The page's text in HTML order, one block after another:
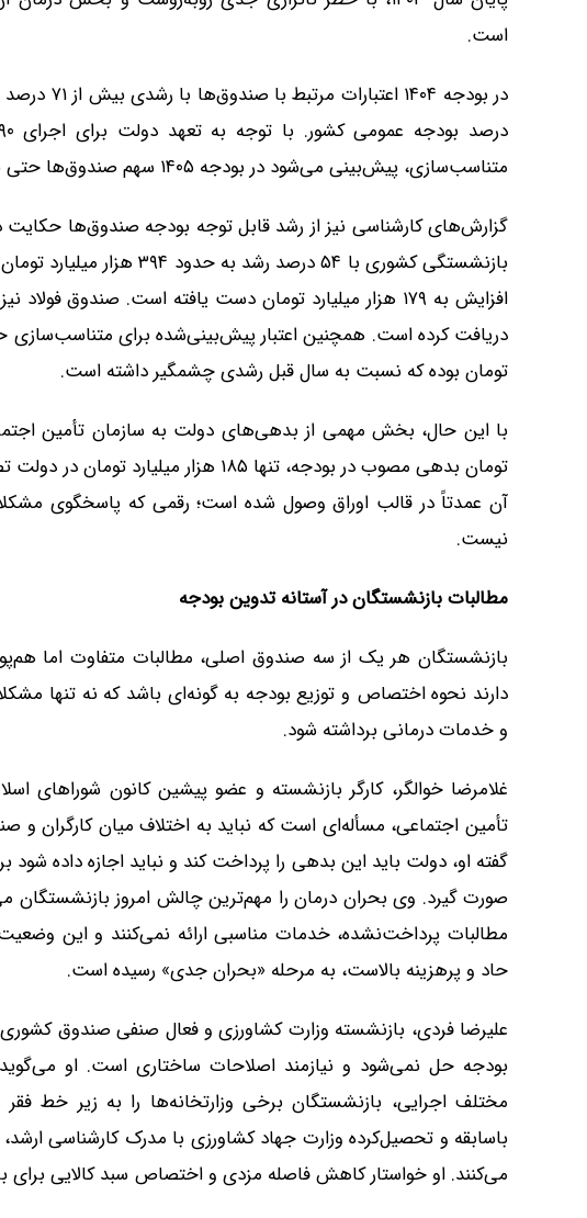
است.
متناسب‌سازی، پیش‌بینی می‌شود در بودجه ۱۴۰۵ سهم صندوق‌ها حتی به ۲۵ درصد کل بودجه نیز نزدیک شود.
گزارش‌های کارشناسی نیز از رشد قابل توجه بودجه صندوق‌ها حکایت
تومان بوده که نسبت به سال قبل رشدی چشمگیر داشته است.
آن عمدتاً در قالب اوراق وصول شده است؛ رقمی که پاسخگوی
نیست.
مطالبات بازنشستگان در آستانه تدوین بودجه
بازنشستگان هر یک از سه صندوق اصلی، مطالبات متفاوت اما
دارند نحوه اختصاص و توزیع بودجه به گونه‌ای باشد که نه تنها
و خدمات درمانی برداشته شود.
غلامرضا خوالگر، کارگر بازنشسته و عضو پیشین کانون شوراهای
تأمین اجتماعی، مسأله‌ای است که نباید به اختلاف میان کارگران
گفته او، دولت باید این بدهی را پرداخت کند و نباید اجازه داده
صورت گیرد. وی بحران درمان را مهم‌ترین چالش امروز بازنشستگان
مطالبات پرداخت‌نشده، خدمات مناسبی ارائه نمی‌کنند و این
حاد و پرهزینه بالاست، به مرحله «بحران جدی» رسیده است.
علیرضا فردی، بازنشسته وزارت کشاورزی و فعال صنفی صندوق
بودجه حل نمی‌شود و نیازمند اصلاحات ساختاری است. او
مختلف اجرایی، بازنشستگان برخی وزارتخانه‌ها را به زیر خط
می‌کنند. او خواستار کاهش فاصله مزدی و اختصاص سبد کالایی برای